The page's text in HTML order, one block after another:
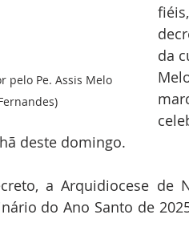
pelo Pe. Assis Melo
da
deste domingo.
a Arquidiocese de
do Ano Santo de